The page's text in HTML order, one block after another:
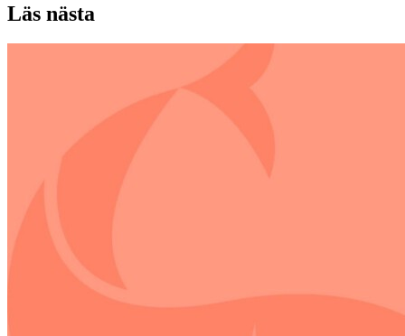
Läs nästa